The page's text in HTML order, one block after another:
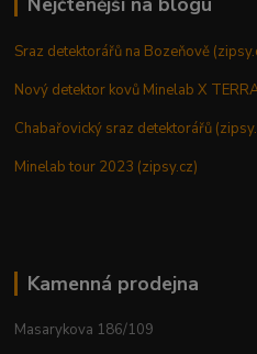
Sraz detektorářů na Bozeňově
Nový detektor kovů Minelab X
Chabařovický sraz detektorářů
Minelab tour 2023 (zipsy.cz)
Kamenná prodejna
Masarykova 186/109